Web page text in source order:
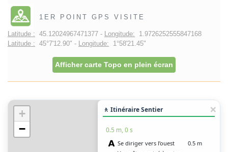
1ER POINT GPS VISITE
Latitude : 45.12024967471377 - Longitude: 1.9726252555847168
Latitude : 45°7'12.90" - Longitude: 1°58'21.45"
Afficher carte Topo en plein écran
+
−
🚶 Itinéraire Sentier
0.5 m, 0 s
Se diriger vers l’ouest
0.5 m